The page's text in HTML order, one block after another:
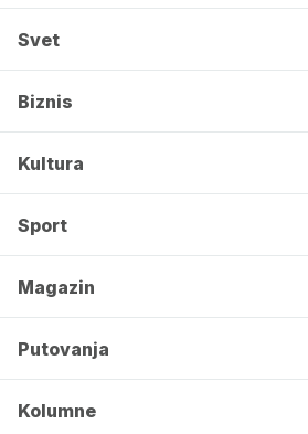
Svet
Biznis
Kultura
Sport
Magazin
Putovanja
Kolumne